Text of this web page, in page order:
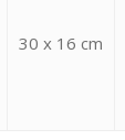
30 x 16 cm